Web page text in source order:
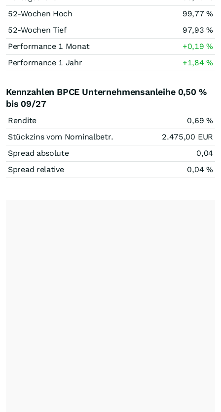
52-Wochen Hoch
99,77%
52-Wochen Tief
97,93%
Performance 1 Monat
+0,19%
Performance 1 Jahr
+1,84%
Kennzahlen BPCE Unternehmensanleihe 0,50 %
bis 09/27
Rendite 0,69 %
Stückzins vom Nominalbetr.
2.475,00 EUR
Spread absolute
0,04
Spread relative
0,04 %